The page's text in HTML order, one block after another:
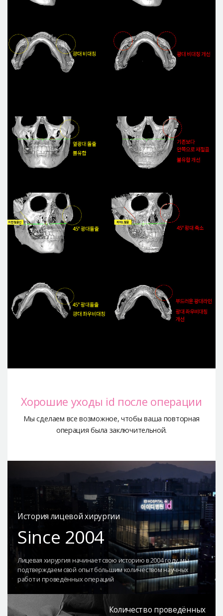
Хорошие уходы id после операции
Мы сделаем все возможное, чтобы ваша повторная
операция была заключительной.
История лицевой хирургии
Since 2004
Лицевая хирургия начинает свою историю в 2004 году,мы
подтверждаем свой опыт большим количествомнаучных
работ и проведённых операций
Количество проведённых